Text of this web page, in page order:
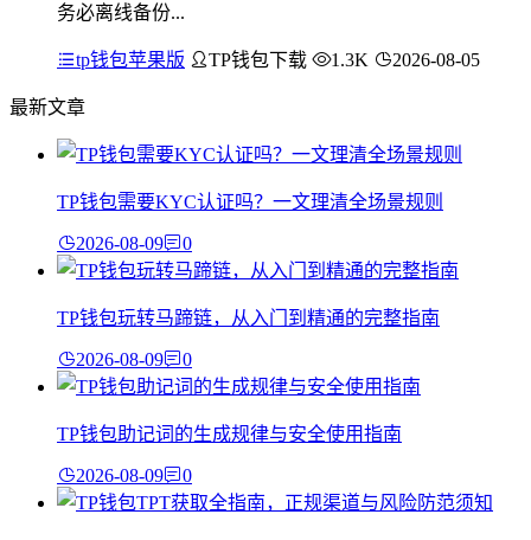
务必离线备份...
tp钱包苹果版 TP钱包下载 1.3K 2026-08-05
最新文章
TP钱包需要KYC认证吗？一文理清全场景规则
2026-08-09 0
TP钱包玩转马蹄链，从入门到精通的完整指南
2026-08-09 0
TP钱包助记词的生成规律与安全使用指南
2026-08-09 0